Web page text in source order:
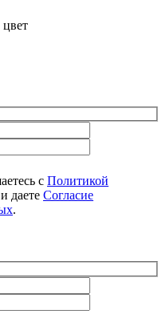
с Политикой
и даете Согласие
.